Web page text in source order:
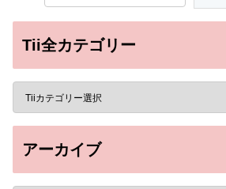
Tii全カテゴリー
アーカイブ